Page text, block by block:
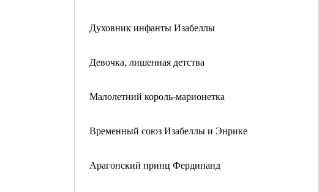
Духовник инфанты Изабеллы
Девочка, лишенная детства
Малолетний король-марионетка
Временный союз Изабеллы и Энрике
Арагонский принц Фердинанд